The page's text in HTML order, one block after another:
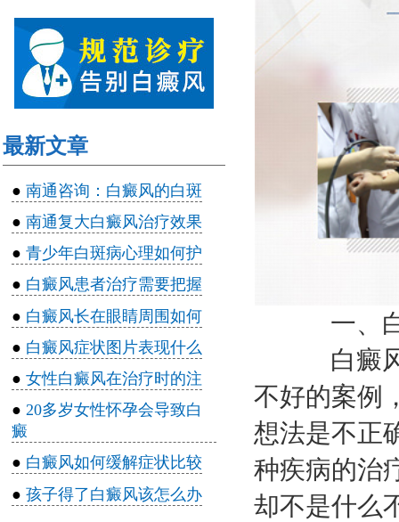
最新文章
● 南通咨询：白癜风的白斑
● 南通复大白癜风治疗效果
● 青少年白斑病心理如何护
● 白癜风患者治疗需要把握
● 白癜风长在眼睛周围如何
● 白癜风症状图片表现什么
● 女性白癜风在治疗时的注
● 20多岁女性怀孕会导致白
癜
● 白癜风如何缓解症状比较
● 孩子得了白癜风该怎么办
一、白
白癜风
不好的案例
想法是不正
种疾病的治
却不是什么